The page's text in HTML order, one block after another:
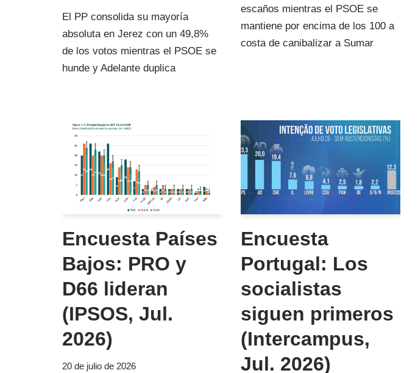
El PP consolida su mayoría
absoluta en Jerez con un 49,8%
de los votos mientras el PSOE se
hunde y Adelante duplica
escaños mientras el PSOE se
mantiene por encima de los 100 a
costa de canibalizar a Sumar
Encuesta Países
Bajos: PRO y
D66 lideran
(IPSOS, Jul.
2026)
20 de julio de 2026
Encuesta
Portugal: Los
socialistas
siguen primeros
(Intercampus,
Jul. 2026)